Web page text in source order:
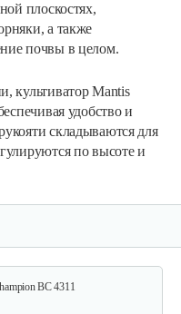
плоскостях,
а также
почвы в целом.
культиватор Mantis
удобство и
складываются для
по высоте и
Kioritz 2T
Смотреть
ВC 4311